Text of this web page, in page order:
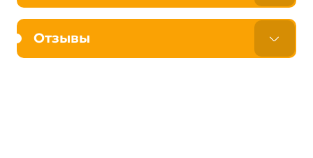
Отзывы